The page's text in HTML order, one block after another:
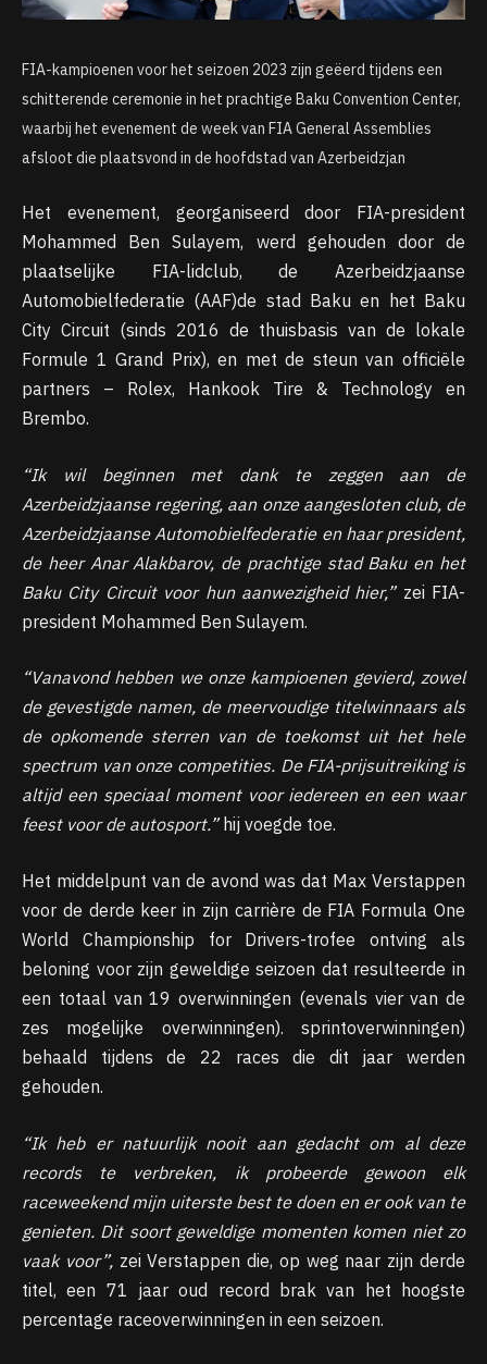
FIA-kampioenen voor het seizoen 2023 zijn geëerd tijdens een
schitterende ceremonie in het prachtige Baku Convention Center,
waarbij het evenement de week van FIA General Assemblies
afsloot die plaatsvond in de hoofdstad van Azerbeidzjan
Het evenement, georganiseerd door FIA-president
Mohammed Ben Sulayem, werd gehouden door de
plaatselijke FIA-lidclub, de Azerbeidzjaanse
Automobielfederatie (AAF)de stad Baku en het Baku
City Circuit (sinds 2016 de thuisbasis van de lokale
Formule 1 Grand Prix), en met de steun van officiële
partners – Rolex, Hankook Tire & Technology en
Brembo.
“Ik wil beginnen met dank te zeggen aan de
Azerbeidzjaanse regering, aan onze aangesloten club, de
Azerbeidzjaanse Automobielfederatie en haar president,
de heer Anar Alakbarov, de prachtige stad Baku en het
Baku City Circuit voor hun aanwezigheid hier,”zei FIA-
president Mohammed Ben Sulayem.
“Vanavond hebben we onze kampioenen gevierd, zowel
de gevestigde namen, de meervoudige titelwinnaars als
de opkomende sterren van de toekomst uit het hele
spectrum van onze competities. De FIA-prijsuitreiking is
altijd een speciaal moment voor iedereen en een waar
feest voor de autosport.” hij voegde toe.
Het middelpunt van de avond was dat Max Verstappen
voor de derde keer in zijn carrière de FIA ​​Formula One
World Championship for Drivers-trofee ontving als
beloning voor zijn geweldige seizoen dat resulteerde in
een totaal van 19 overwinningen (evenals vier van de
zes mogelijke overwinningen). sprintoverwinningen)
behaald tijdens de 22 races die dit jaar werden
gehouden.
“Ik heb er natuurlijk nooit aan gedacht om al deze
records te verbreken, ik probeerde gewoon elk
raceweekend mijn uiterste best te doen en er ook van te
genieten. Dit soort geweldige momenten komen niet zo
vaak voor”, zei Verstappen die, op weg naar zijn derde
titel, een 71 jaar oud record brak van het hoogste
percentage raceoverwinningen in een seizoen.